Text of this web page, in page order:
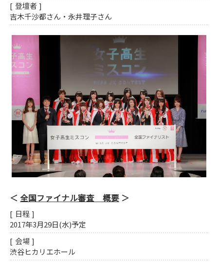
登壇者
吉木千沙都さん・永井理子さん
全国ファイナル審査 概要
日程
2017年3月29日(水)予定
会場
渋谷ヒカリエホール